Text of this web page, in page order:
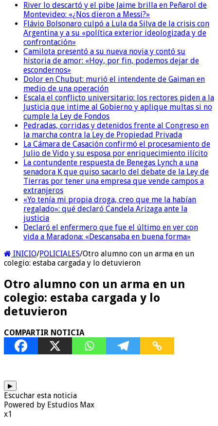
River lo descartó y el pibe Jaime brilla en Peñarol de
Montevideo: «¿Nos dieron a Messi?»
Flávio Bolsonaro culpó a Lula da Silva de la crisis con
Argentina y a su «política exterior ideologizada y de
confrontación»
Camilota presentó a su nueva novia y contó su
historia de amor: «Hoy, por fin, podemos dejar de
escondernos»
Dolor en Chubut: murió el intendente de Gaiman en
medio de una operación
Escala el conflicto universitario: los rectores piden a la
Justicia que intime al Gobierno y aplique multas si no
cumple la Ley de Fondos
Pedradas, corridas y detenidos frente al Congreso en
la marcha contra la Ley de Propiedad Privada
La Cámara de Casación confirmó el procesamiento de
Julio de Vido y su esposa por enriquecimiento ilícito
La contundente respuesta de Benegas Lynch a una
senadora K que quiso sacarlo del debate de la Ley de
Tierras por tener una empresa que vende campos a
extranjeros
«Yo tenía mi propia droga, creo que me la habían
regalado»: qué declaró Candela Arizaga ante la
justicia
Declaró el enfermero que fue el último en ver con
vida a Maradona: «Descansaba en buena forma»
INICIO/POLICIALES/Otro alumno con un arma en un
colegio: estaba cargada y lo detuvieron
Otro alumno con un arma en un
colegio: estaba cargada y lo
detuvieron
COMPARTIR NOTICIA
▶
Escuchar esta noticia
Powered by Estudios Max
x1